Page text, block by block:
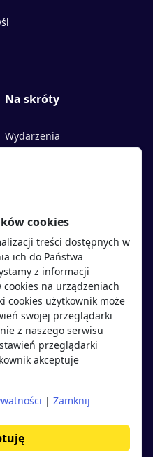
Na skróty
Wydarzenia
Polityka cookies
Polityka prywatności
Pracodawcy
Regulamin pracodawcy
Dodaj ogłoszenie
cookies
treści dostępnych w
ich do Państwa
z informacji
na urządzeniach
cookies użytkownik może
swojej przeglądarki
z naszego serwisu
przeglądarki
akceptuje
| Zamknij